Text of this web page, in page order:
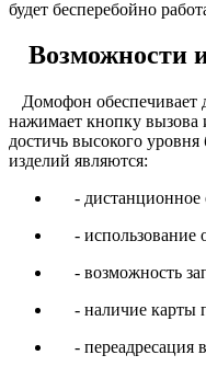
будет бесперебойно
Возможности
Домофон обеспечивает
нажимает кнопку вызова
достичь высокого
изделий являются:
- дистанционное
- использование
- возможность
- наличие карты
- переадресация